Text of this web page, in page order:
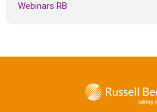
Webinars RB